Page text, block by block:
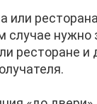
или
случае нужно
ресторане и